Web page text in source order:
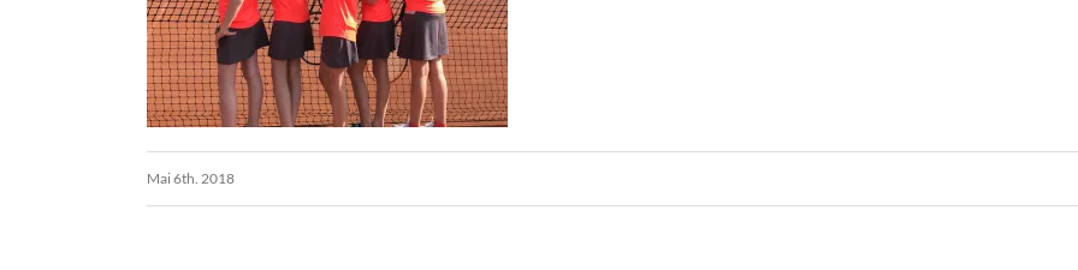
Mai 6th. 2018